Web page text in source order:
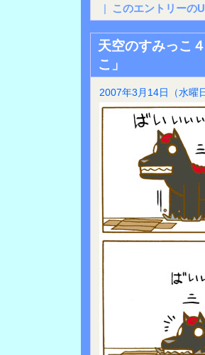
| このエントリーの
天空のすみっこ
こ」
2007年3月14日（水曜